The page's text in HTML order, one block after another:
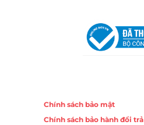
Chính sách bảo mật
Chính sách bảo hành đổi trả